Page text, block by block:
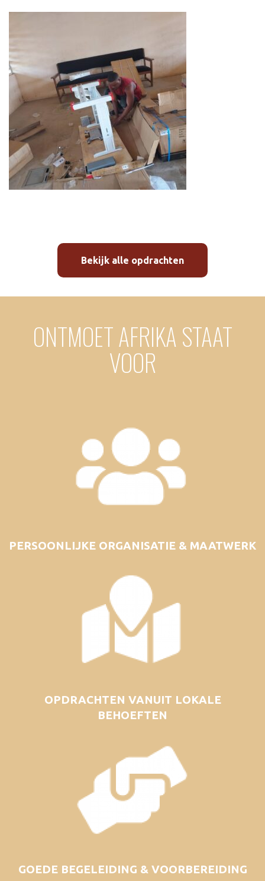
Bekijk alle opdrachten
ONTMOET AFRIKA STAAT
VOOR
PERSOONLIJKE ORGANISATIE & MAATWERK
OPDRACHTEN VANUIT LOKALE
BEHOEFTEN
GOEDE BEGELEIDING & VOORBEREIDING